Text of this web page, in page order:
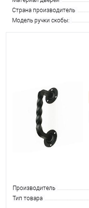
Страна производитель
Модель ручки скобы:
Производитель
Тип товара